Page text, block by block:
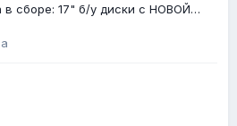
сборе: 17" б/у диски с НОВОЙ